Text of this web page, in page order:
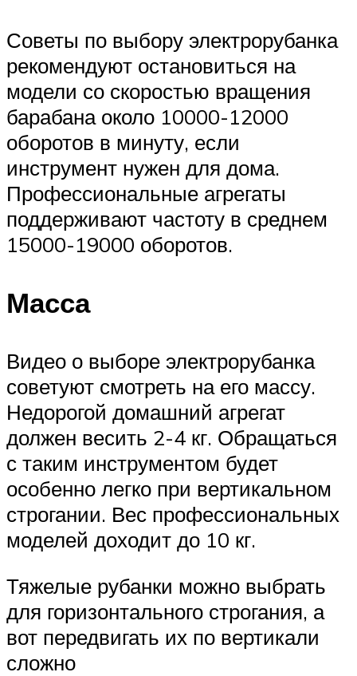
Советы по выбору электрорубанка
рекомендуют остановиться на
модели со скоростью вращения
барабана около 10000-12000
оборотов в минуту, если
инструмент нужен для дома.
Профессиональные агрегаты
поддерживают частоту в среднем
15000-19000 оборотов.
Масса
Видео о выборе электрорубанка
советуют смотреть на его массу.
Недорогой домашний агрегат
должен весить 2-4 кг. Обращаться
с таким инструментом будет
особенно легко при вертикальном
строгании. Вес профессиональных
моделей доходит до 10 кг.
Тяжелые рубанки можно выбрать
для горизонтального строгания, а
вот передвигать их по вертикали
сложно